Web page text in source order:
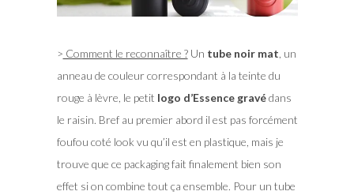
> Comment le reconnaître ?Un tube noir mat , un
anneau de couleur correspondant à la teinte du
rouge à lèvre, le petit logo d’Essence gravédans
le raisin. Bref au premier abord il est pas forcément
foufou coté look vu qu’il est en plastique, mais je
trouve que ce packaging fait finalement bien son
effet si on combine tout ça ensemble. Pour un tube